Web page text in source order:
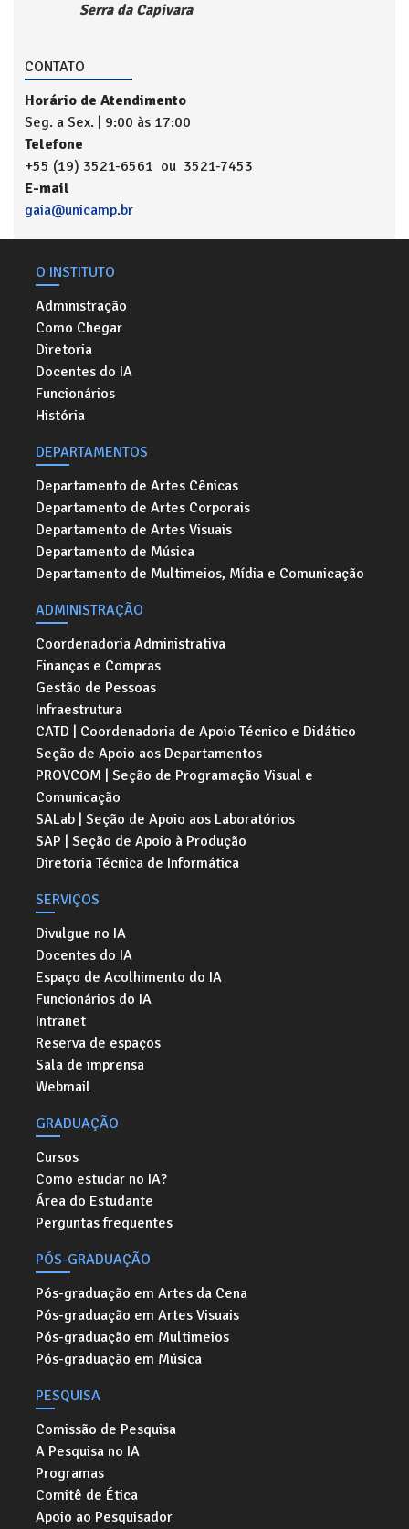
Serra da Capivara
CONTATO
Horário de Atendimento
Seg. a Sex. | 9:00 às 17:00
Telefone
+55 (19) 3521-6561 ou 3521-7453
E-mail
gaia@unicamp.br
O INSTITUTO
Administração
Como Chegar
Diretoria
Docentes do IA
Funcionários
História
DEPARTAMENTOS
Departamento de Artes Cênicas
Departamento de Artes Corporais
Departamento de Artes Visuais
Departamento de Música
Departamento de Multimeios, Mídia e Comunicação
ADMINISTRAÇÃO
Coordenadoria Administrativa
Finanças e Compras
Gestão de Pessoas
Infraestrutura
CATD | Coordenadoria de Apoio Técnico e Didático
Seção de Apoio aos Departamentos
PROVCOM | Seção de Programação Visual e
Comunicação
SALab | Seção de Apoio aos Laboratórios
SAP | Seção de Apoio à Produção
Diretoria Técnica de Informática
SERVIÇOS
Divulgue no IA
Docentes do IA
Espaço de Acolhimento do IA
Funcionários do IA
Intranet
Reserva de espaços
Sala de imprensa
Webmail
GRADUAÇÃO
Cursos
Como estudar no IA?
Área do Estudante
Perguntas frequentes
PÓS-GRADUAÇÃO
Pós-graduação em Artes da Cena
Pós-graduação em Artes Visuais
Pós-graduação em Multimeios
Pós-graduação em Música
PESQUISA
Comissão de Pesquisa
A Pesquisa no IA
Programas
Comitê de Ética
Apoio ao Pesquisador